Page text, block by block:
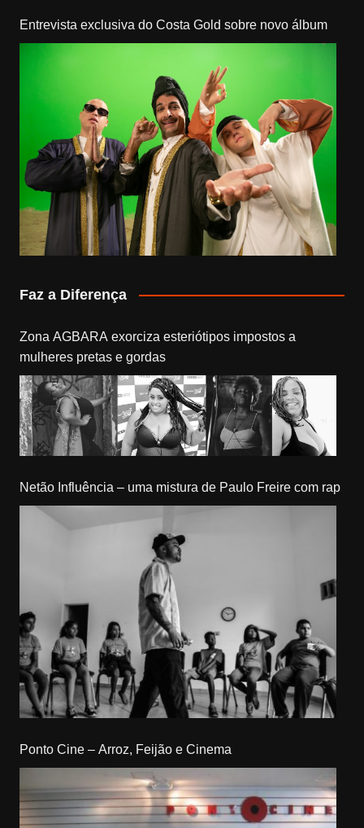
Entrevista exclusiva do Costa Gold sobre novo álbum
Faz a Diferença
Zona AGBARA exorciza esteriótipos impostos a
mulheres pretas e gordas
Netão Influência – uma mistura de Paulo Freire com rap
Ponto Cine – Arroz, Feijão e Cinema